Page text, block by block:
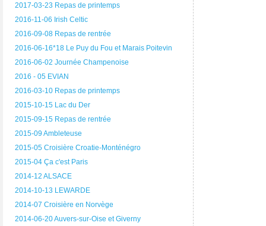
2017-03-23 Repas de printemps
2016-11-06 Irish Celtic
2016-09-08 Repas de rentrée
2016-06-16*18 Le Puy du Fou et Marais Poitevin
2016-06-02 Journée Champenoise
2016 - 05 EVIAN
2016-03-10 Repas de printemps
2015-10-15 Lac du Der
2015-09-15 Repas de rentrée
2015-09 Ambleteuse
2015-05 Croisière Croatie-Monténégro
2015-04 Ça c'est Paris
2014-12 ALSACE
2014-10-13 LEWARDE
2014-07 Croisière en Norvège
2014-06-20 Auvers-sur-Oise et Giverny